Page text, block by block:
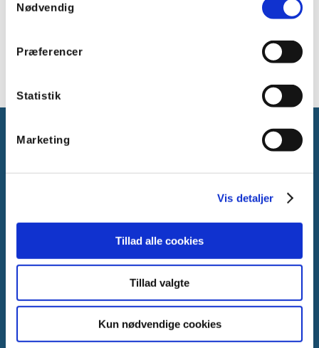
Nødvendig
Præferencer
Statistik
Marketing
Vis detaljer
Tillad alle cookies
Tillad valgte
Kun nødvendige cookies
UGR: 19
CVR: DK-25695801
Tlf.:+45 44 85 90 00